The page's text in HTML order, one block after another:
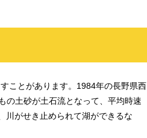
ことがあります。1984年の長野県西
の土砂が土石流となって、平均時速
川がせき止められて湖ができるな